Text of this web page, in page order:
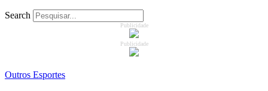
Search
Publicidade
Publicidade
Outros Esportes